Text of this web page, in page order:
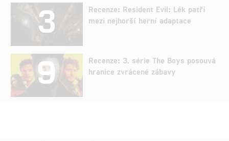
3
Recenze: Resident Evil: Lék patří
mezi nejhorší herní adaptace
9
Recenze: 3. série The Boys posouvá
hranice zvrácené zábavy